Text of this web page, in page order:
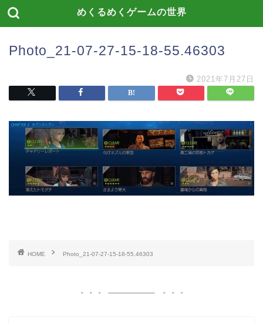
めくるめくゲームの世界
Photo_21-07-27-15-18-55.46303
2021年7月27日
HOME Photo_21-07-27-15-18-55.46303